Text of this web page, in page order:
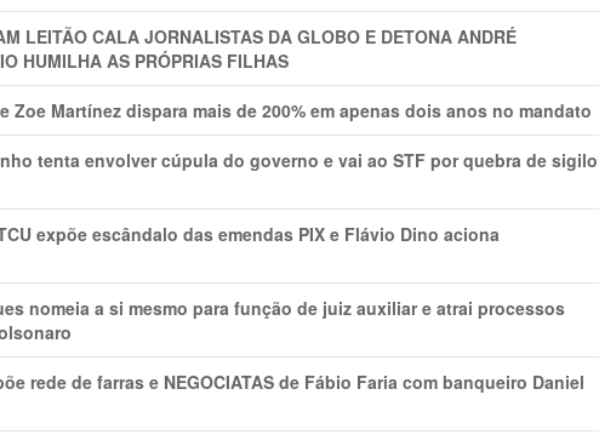
LEITÃO CALA JORNALISTAS DA GLOBO E DETONA ANDRÉ
HUMILHA AS PRÓPRIAS FILHAS
Zoe Martínez dispara mais de 200% em apenas dois anos no mandato
tenta envolver cúpula do governo e vai ao STF por quebra de sigilo
expõe escândalo das emendas PIX e Flávio Dino aciona
nomeia a si mesmo para função de juiz auxiliar e atrai processos
rede de farras e NEGOCIATAS de Fábio Faria com banqueiro Daniel